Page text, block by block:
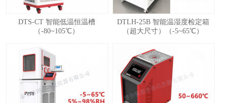
DTS-CT 智能低温恒温槽
（-80~105℃）
DTLH-25B 智能温湿度检定箱
（超大尺寸）（-5~65℃）